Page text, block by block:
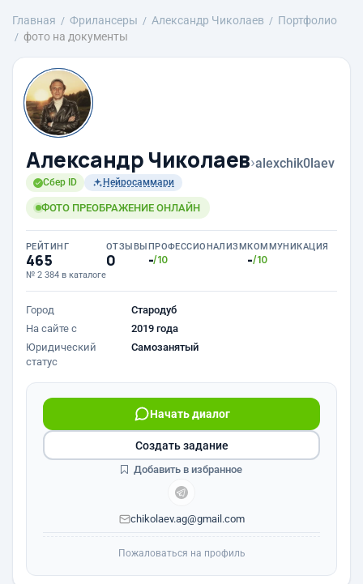
Главная Фрилансеры Александр Чиколаев
Портфолио
фото на документы
Александр Чиколаев›alexchik0laev
Сбер ID Нейросаммари
ФОТО ПРЕОБРАЖЕНИЕ ОНЛАЙН
РЕЙТИНГ
465
№ 2 384 в каталоге
ОТЗЫВЫ
0
ПРОФЕССИОНАЛИЗМ
-/10
КОММУНИКАЦИЯ
-/10
Город
Стародуб
На сайте с
2019 года
Юридический
статус
Самозанятый
Начать диалог
chikolaev.ag@gmail.com
Создать задание
Добавить в избранное
Пожаловаться на профиль